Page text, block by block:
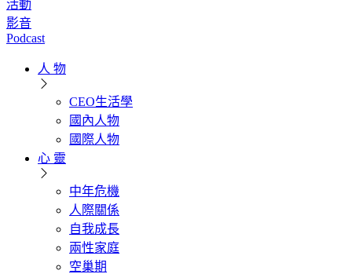
活動
影音
Podcast
人 物
CEO生活學
國內人物
國際人物
心 靈
中年危機
人際關係
自我成長
兩性家庭
空巢期